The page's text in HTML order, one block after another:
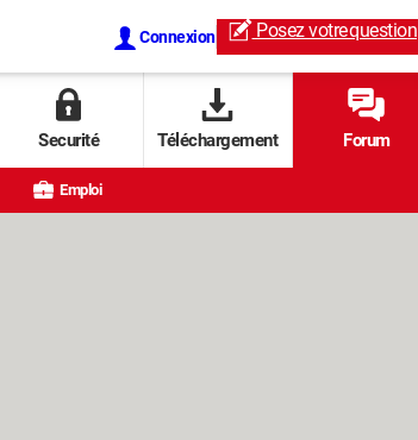
Connexion Posez votrequestion
Securité Téléchargement Forum
Emploi